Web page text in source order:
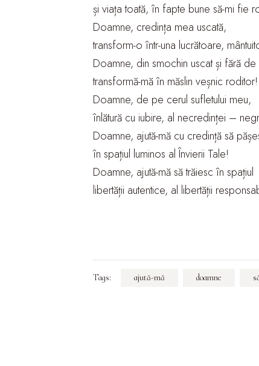
și viața toată, în fapte bune să-mi fie
Doamne, credința mea uscată,
transform-o într-una lucrătoare,
Doamne, din smochin uscat și fără
transformă-mă în măslin veșnic roditor!
Doamne, de pe cerul sufletului meu,
înlătură cu iubire, al necredinței –
Doamne, ajută-mă cu credință să
în spațiul luminos al Învierii Tale!
Doamne, ajută-mă să trăiesc în spațiul
libertății autentice, al libertății
Tags: ajută-mă doamne